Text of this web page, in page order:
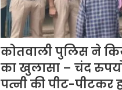
कोतवाली पुलिस ने
का खुलासा – चंद
पत्नी की पीट-पीटकर